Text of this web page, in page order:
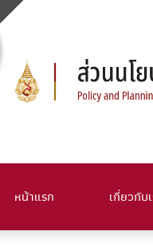
หน้าแรก เกี่ยวกับ